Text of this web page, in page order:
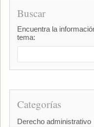
Buscar
Encuentra la
tema:
Categorías
Derecho administrativo